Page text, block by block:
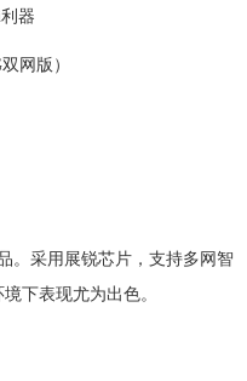
器
双 网版）
。采用 展锐芯片，支持多 网智
下表现尤为出色。